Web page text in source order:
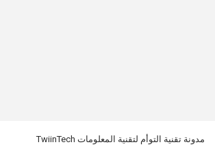
مدونة تقنية التوأم لتقنية المعلومات TwiinTech